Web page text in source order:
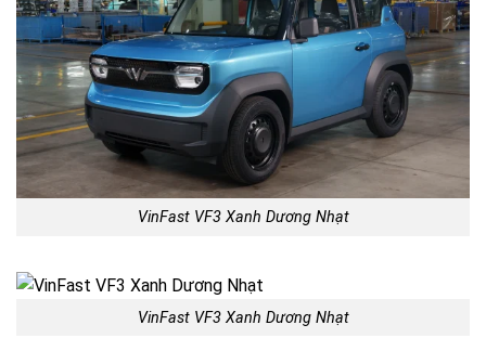
VinFast VF3 Xanh Dương Nhạt
VinFast VF3 Xanh Dương Nhạt